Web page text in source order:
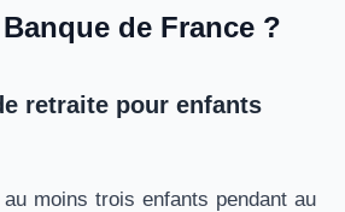
de France ?
retraite pour enfants
moins trois enfants pendant au